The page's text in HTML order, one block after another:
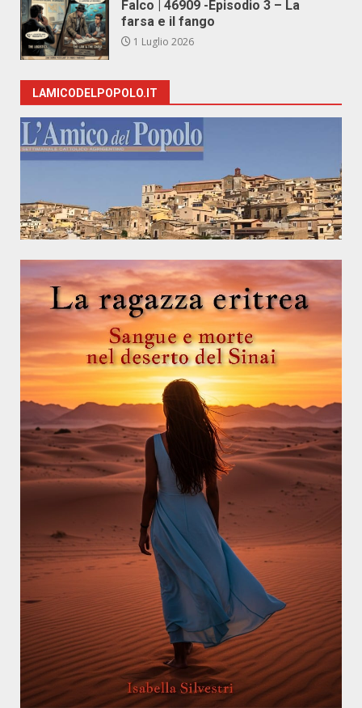
Falco | 46909 -Episodio 3 – La
farsa e il fango
1 Luglio 2026
LAMICODELPOPOLO.IT